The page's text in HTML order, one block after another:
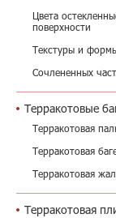
Цвета
поверхности
Текстуры и
Сочлененных
Терракотовые
Терракотовая
Терракотовая
Терракотовая
Терракотовая